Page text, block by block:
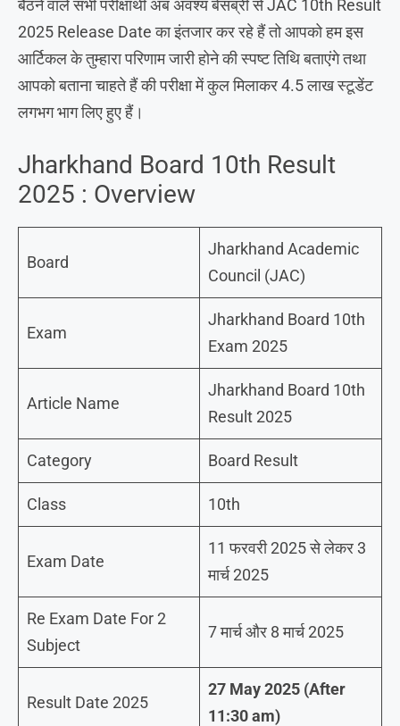
बैठने वाले सभी परीक्षार्थी अब अवश्य बेसब्री से JAC 10th Result
2025 Release Date का इंतजार कर रहे हैं तो आपको हम इस
आर्टिकल के तुम्हारा परिणाम जारी होने की स्पष्ट तिथि बताएंगे तथा
आपको बताना चाहते हैं की परीक्षा में कुल मिलाकर 4.5 लाख स्टूडेंट
लगभग भाग लिए हुए हैं।
Jharkhand Board 10th Result
2025 : Overview
Board
Jharkhand Academic
Council (JAC)
Exam
Jharkhand Board 10th
Exam 2025
Article Name
Jharkhand Board 10th
Result 2025
Category Board Result
Class 10th
Exam Date
11 फरवरी 2025 से लेकर 3
मार्च 2025
Re Exam Date For 2
Subject
7 मार्च और 8 मार्च 2025
Result Date 2025
27 May 2025 (After
11:30 am)